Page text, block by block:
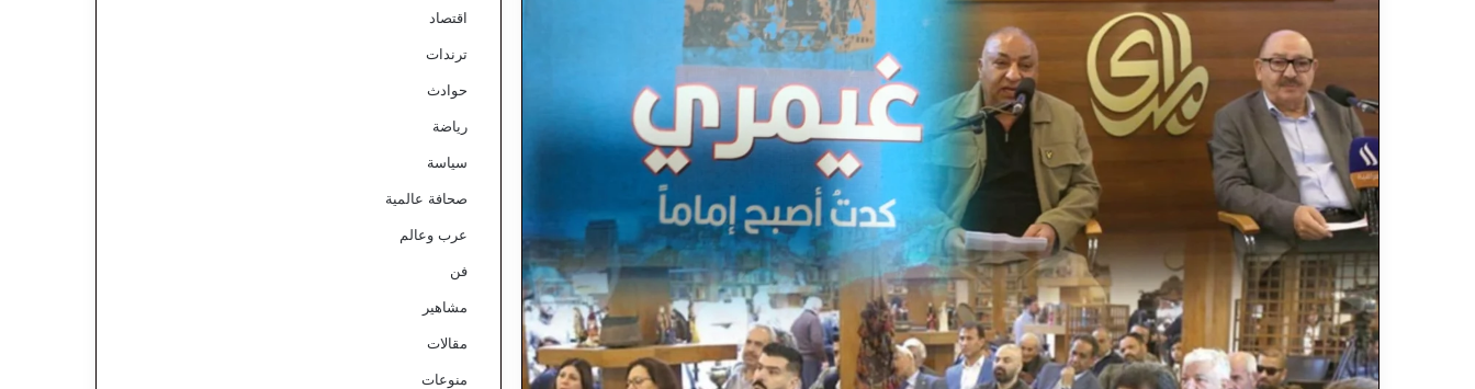
اقتصاد
ترندات
حوادث
رياضة
سياسة
صحافة عالمية
عرب وعالم
فن
مشاهير
مقالات
منوعات